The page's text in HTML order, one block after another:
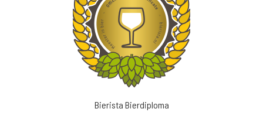
Bierista Bierdiploma